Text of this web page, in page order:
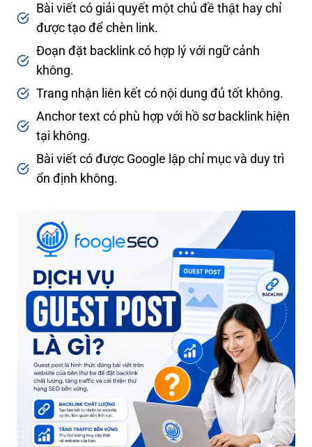
Bài viết có giải quyết một chủ đề thật hay chỉ
được tạo để chèn link.
Đoạn đặt backlink có hợp lý với ngữ cảnh
không.
Trang nhận liên kết có nội dung đủ tốt không.
Anchor text có phù hợp với hồ sơ backlink hiện
tại không.
Bài viết có được Google lập chỉ mục và duy trì
ổn định không.